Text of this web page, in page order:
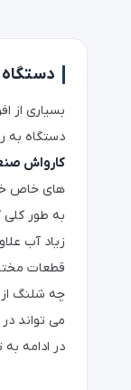
بسیاری از
دستگاه به
کارواش
های خاص
به طور کلی
زیاد آب
قطعات
چه شلنگ از
می تواند
در ادامه